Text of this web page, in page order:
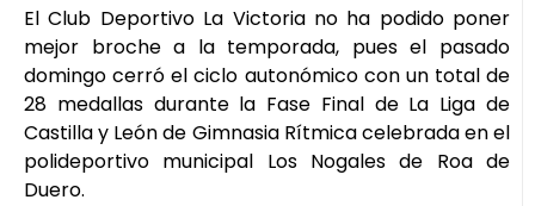
El Club Deportivo La Victoria no ha podido poner
mejor broche a la temporada, pues el pasado
domingo cerró el ciclo autonómico con un total de
28 medallas durante la Fase Final de La Liga de
Castilla y León de Gimnasia Rítmica celebrada en el
polideportivo municipal Los Nogales de Roa de
Duero.